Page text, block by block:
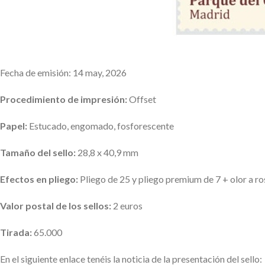
Fecha de emisión: 14 may, 2026
Procedimiento de impresión:Offset
Papel: Estucado, engomado, fosforescente
Tamaño del sello: 28,8 x 40,9 mm
Efectos en pliego: Pliego de 25 y pliego premium de 7 + olor a
Valor postal de los sellos: 2 euros
Tirada:65.000
En el siguiente enlace tenéis la noticia de la presentación del sello: